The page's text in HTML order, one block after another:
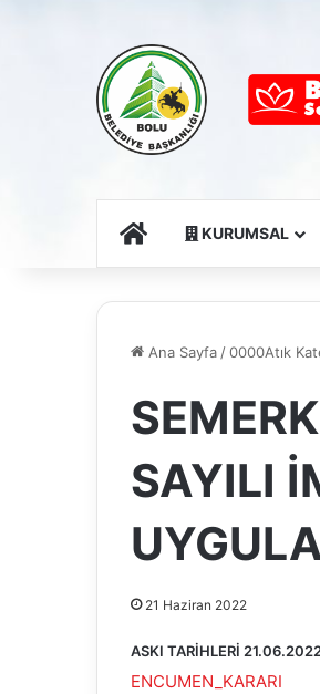
Ana SayfaKURUMSAL
Ana Sayfa /0000Atık
SAYILI
21 Haziran 2022
ASKI TARİHLERİ
ENCUMEN_KARARI